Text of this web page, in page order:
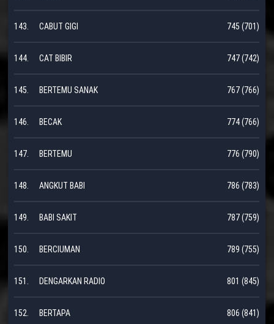
143. CABUT GIGI 745 (701)
144. CAT BIBIR 747 (742)
145. BERTEMU SANAK 767 (766)
146. BECAK 774 (766)
147. BERTEMU 776 (790)
148. ANGKUT BABI 786 (783)
149. BABI SAKIT 787 (759)
150. BERCIUMAN 789 (755)
151. DENGARKAN RADIO 801 (845)
152. BERTAPA 806 (841)